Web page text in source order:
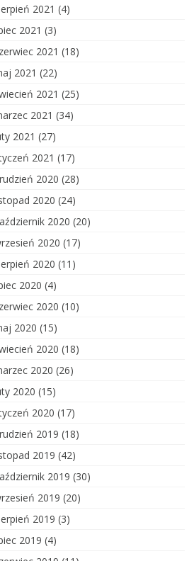
2021 (4)
2021 (3)
2021 (18)
2021 (22)
2021 (25)
2021 (34)
2021 (27)
2021 (17)
2020 (28)
2020 (24)
2020 (20)
2020 (17)
2020 (11)
2020 (4)
2020 (10)
2020 (15)
2020 (18)
2020 (26)
2020 (15)
2020 (17)
2019 (18)
2019 (42)
2019 (30)
2019 (20)
2019 (3)
2019 (4)